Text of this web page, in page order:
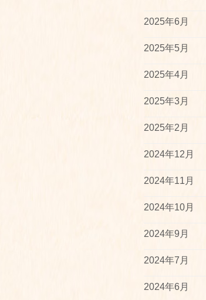
2025年6月
2025年5月
2025年4月
2025年3月
2025年2月
2024年12月
2024年11月
2024年10月
2024年9月
2024年7月
2024年6月